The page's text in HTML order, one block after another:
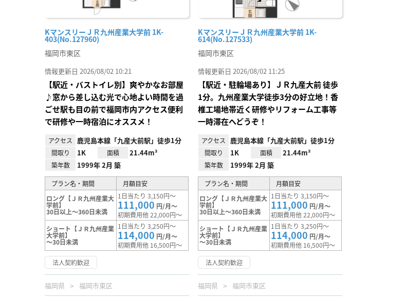
KマンスリーＪＲ九州産業大学前 1K-
403(No.127960)
福岡市東区
情報更新日 2026/08/02 10:21
【駅近・バストイレ別】爽やかなお部屋
♪窓から差し込む光で心地よい時間を過
ごせ駅も目の前で福岡市内アクセス便利
で研修や一時宿泊にオススメ！
アクセス 鹿児島本線「九産大前駅」徒歩1分
間取り 1K 面積 21.44m²
築年数 1999年 2月 築
プラン名・期間
月額目安
ロング【ＪＲ九州産業大
学前】
30日以上～360日未満
1日当たり 3,150円～
111,000 円/月～
初期費用他 22,000円～
ショート【ＪＲ九州産業
大学前】
～30日未満
1日当たり 3,250円～
114,000 円/月～
初期費用他 16,500円～
法人契約歓迎
福岡県 福岡市東区
KマンスリーＪＲ九州産業大学前 1K-
614(No.127533)
福岡市東区
情報更新日 2026/08/02 11:25
【駅近・駐輪場あり】ＪＲ九産大前 徒歩
1分。九州産業大学徒歩3分の好立地！香
椎工場地帯近く研修やリフォーム工事等
一時滞在へどうぞ！
アクセス 鹿児島本線「九産大前駅」徒歩1分
間取り 1K 面積 21.44m²
築年数 1999年 2月 築
プラン名・期間
月額目安
ロング【ＪＲ九州産業大
学前】
30日以上～360日未満
1日当たり 3,150円～
111,000 円/月～
初期費用他 22,000円～
ショート【ＪＲ九州産業
大学前】
～30日未満
1日当たり 3,250円～
114,000 円/月～
初期費用他 16,500円～
法人契約歓迎
福岡県 福岡市東区